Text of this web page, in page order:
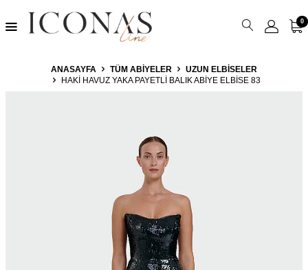
0
ANASAYFA TÜM ABIYELER
UZUN ELBISELER
HAKI HAVUZ YAKA PAYETLI BALIK ABIYE ELBISE 83